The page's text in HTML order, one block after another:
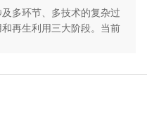
多环节、多技术的复杂过
再生利用三大阶段。当前